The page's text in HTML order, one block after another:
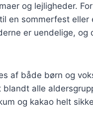
og lejligheder.
en sommerfest eller
er uendelige, og
af både børn og
alle
og kakao helt